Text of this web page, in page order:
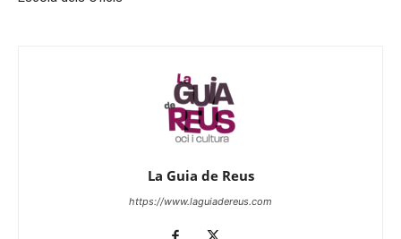
La Guia de Reus
https://www.laguiadereus.com